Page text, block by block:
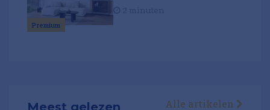
Premium
Meest gelezen Alle artikelen